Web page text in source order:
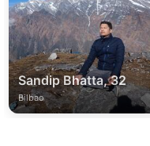
Sandip Bhatta, 32
Bilbao